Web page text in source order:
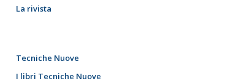
La rivista
Tecniche Nuove
I libri Tecniche Nuove